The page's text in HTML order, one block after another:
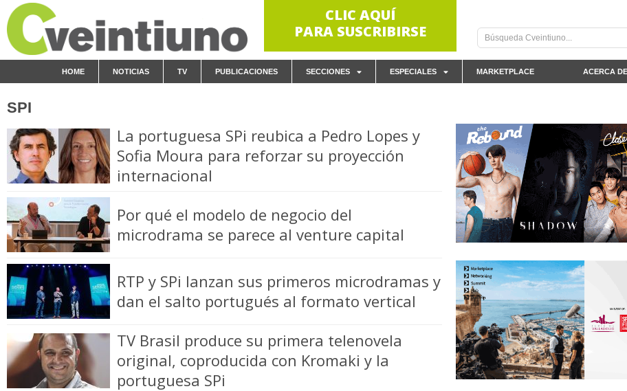
CLIC AQUÍ
PARA SUSCRIBIRSE
ACERCA DE
HOME NOTICIAS TV PUBLICACIONES SECCIONES ESPECIALES MARKETPLACE
SPI
La portuguesa SPi reubica a Pedro Lopes y
Sofia Moura para reforzar su proyección
internacional
Por qué el modelo de negocio del
microdrama se parece al venture capital
RTP y SPi lanzan sus primeros microdramas y
dan el salto portugués al formato vertical
TV Brasil produce su primera telenovela
original, coproducida con Kromaki y la
portuguesa SPi